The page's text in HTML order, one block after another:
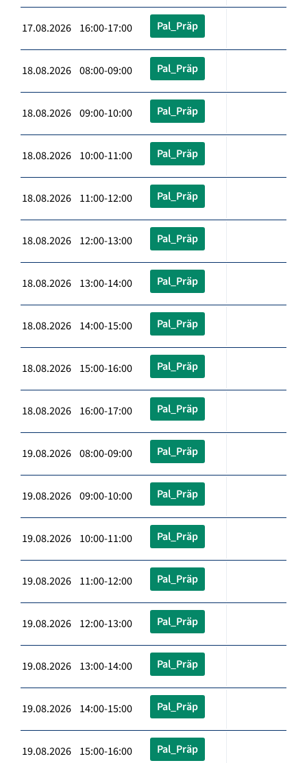
17.08.2026 16:00-17:00 Pal_Präp
18.08.2026 08:00-09:00 Pal_Präp
18.08.2026 09:00-10:00 Pal_Präp
18.08.2026 10:00-11:00 Pal_Präp
18.08.2026 11:00-12:00 Pal_Präp
18.08.2026 12:00-13:00 Pal_Präp
18.08.2026 13:00-14:00 Pal_Präp
18.08.2026 14:00-15:00 Pal_Präp
18.08.2026 15:00-16:00 Pal_Präp
18.08.2026 16:00-17:00 Pal_Präp
19.08.2026 08:00-09:00 Pal_Präp
19.08.2026 09:00-10:00 Pal_Präp
19.08.2026 10:00-11:00 Pal_Präp
19.08.2026 11:00-12:00 Pal_Präp
19.08.2026 12:00-13:00 Pal_Präp
19.08.2026 13:00-14:00 Pal_Präp
19.08.2026 14:00-15:00 Pal_Präp
19.08.2026 15:00-16:00 Pal_Präp